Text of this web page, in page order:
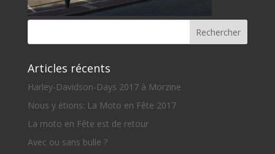
Articles récents
Harley-Davidson-Days 2017 à Morzine
Nous y étions: La Moto en Fête 2017
La moto en Fête est de retour
Avec ou sans bulle ?